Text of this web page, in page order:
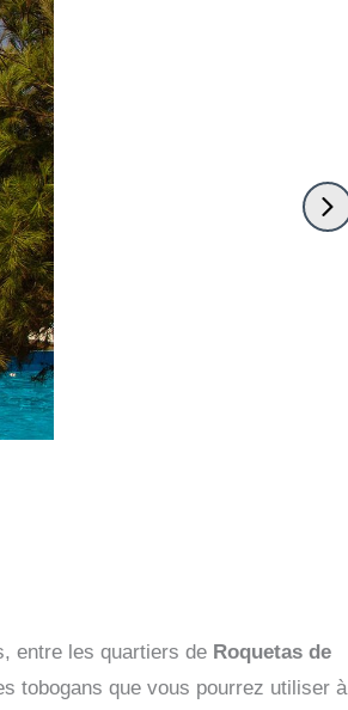
entre les quartiers de Roquetas de
tobogans que vous pourrez utiliser à